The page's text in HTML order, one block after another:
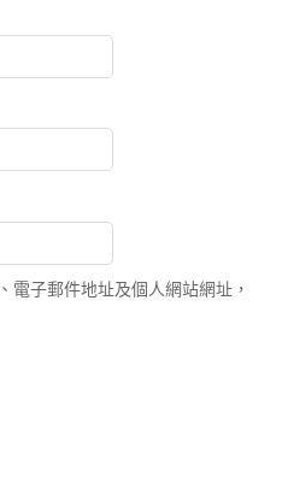
電子郵件地址及個人網站網址，